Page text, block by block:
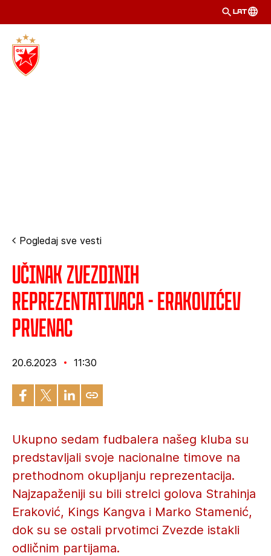
LAT
Pogledaj sve vesti
Učinak Zvezdinih
reprezentativaca - Erakovićev
prvenac
20.6.2023 11:30
Ukupno sedam fudbalera našeg kluba su
predstavljali svoje nacionalne timove na
prethodnom okupljanju reprezentacija.
Najzapaženiji su bili strelci golova Strahinja
Eraković, Kings Kangva i Marko Stamenić,
dok su se ostali prvotimci Zvezde istakli
odličnim partijama.